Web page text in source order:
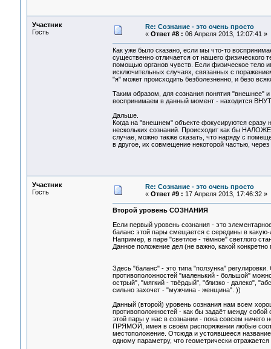
Участник
Гость
Re: Сознание - это очень просто
« Ответ #8 : 06 Апреля 2013, 12:07:41 »
Как уже было сказано, если мы что-то
существенно отличается от нашего физического
помощью органов чувств. Если физическое тело
исключительных случаях, связанных с
"я" может происходить безболезненно, и безо
Таким образом, для сознания понятия "внешнее"
воспринимаем в данный момент - находится
Дальше.
Когда на "внешнем" объекте фокусируются сразу
нескольких сознаний. Происходит как бы
случае, можно также сказать, что наряду с
в другое, их совмещение некоторой частью,
Участник
Гость
Re: Сознание - это очень просто
« Ответ #9 : 17 Апреля 2013, 17:46:32 »
Второй уровень СОЗНАНИЯ
Если первый уровень сознания - это
баланс этой пары смещается с середины в
Например, в паре "светлое - тёмное" светлого
Данное положение дел (не важно, какой
Здесь "баланс" - это типа "ползунка"
противоположностей "маленький - большой"
острый", "мягкий - твёрдый", "близко - далеко",
сильно захочет - "мужчина - женщина". ))
Данный (второй) уровень сознания нам всем
противоположностей - как бы задаёт между
этой пары у нас в сознании - пока совсем
ПРЯМОЙ, имея в своём распоряжении любые
местоположение. Отсюда и устоявшееся
одному параметру, что геометрически